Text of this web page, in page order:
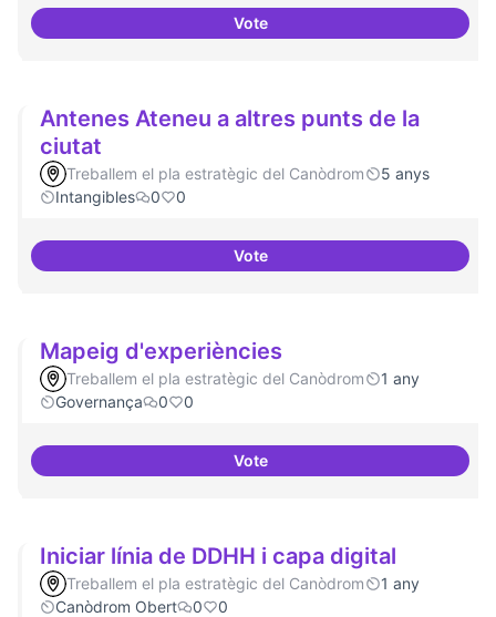
VoteIdees per la millora democràtica
Antenes Ateneu a altres punts de la
ciutat
Treballem el pla estratègic del Canòdrom
5 anys
Intangibles
0 0
VoteAntenes Ateneu a altres punts
Mapeig d'experiències
Treballem el pla estratègic del Canòdrom
1 any
Governança
0 0
VoteMapeig d'experiències
Iniciar línia de DDHH i capa digital
Treballem el pla estratègic del Canòdrom
1 any
Canòdrom Obert
0 0